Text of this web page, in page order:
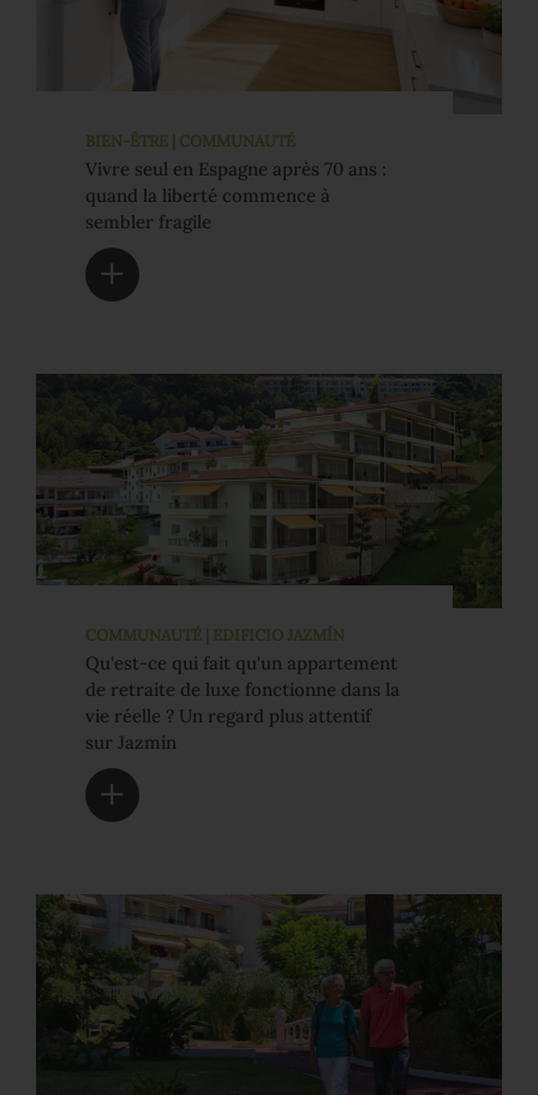
BIEN-ÊTRE | COMMUNAUTÉ
Vivre seul en Espagne après 70 ans :
quand la liberté commence à
sembler fragile
COMMUNAUTÉ | EDIFICIO JAZMÍN
Qu'est-ce qui fait qu'un appartement
de retraite de luxe fonctionne dans la
vie réelle ? Un regard plus attentif
sur Jazmín